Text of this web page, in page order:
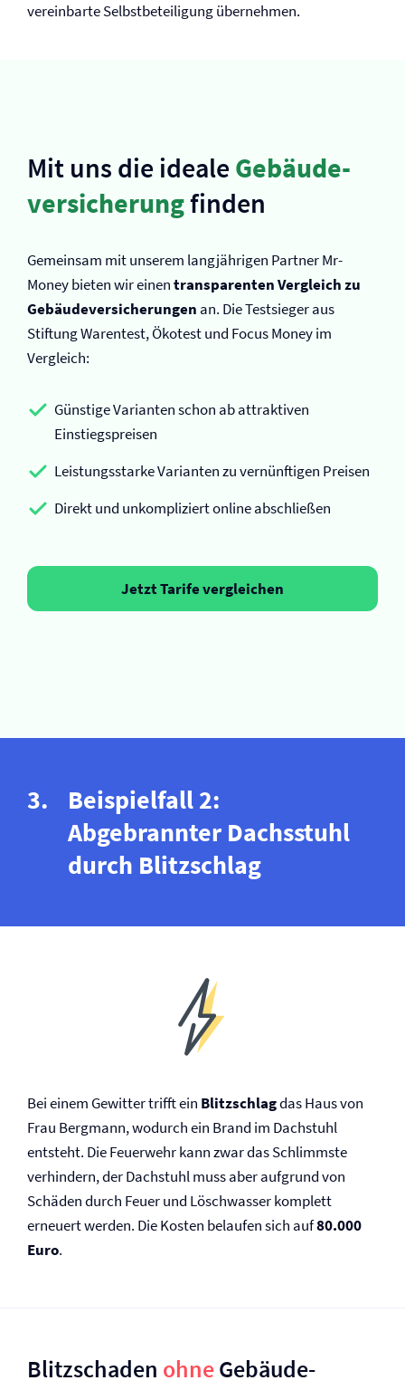
vereinbarte Selbst­beteiligung übernehmen.
Mit uns die ideale Gebäude­
versicherungfinden
Gemeinsam mit unserem langjährigen Partner Mr-
Money bieten wir einentransparenten Vergleich zu
Gebäude­versicherungen an. Die Testsieger aus
Stiftung Warentest, Ökotest und Focus Money im
Vergleich:
Günstige Varianten schon ab attraktiven
Einstiegspreisen
Leistungsstarke Varianten zu vernünftigen Preisen
Direkt und unkompliziert online abschließen
Jetzt Tarife vergleichen
Beispielfall 2:
Abgebrannter Dachsstuhl
durch Blitzschlag
Bei einem Gewitter trifft ein Blitzschlagdas Haus von
Frau Bergmann, wodurch ein Brand im Dachstuhl
entsteht. Die Feuerwehr kann zwar das Schlimmste
verhindern, der Dachstuhl muss aber aufgrund von
Schäden durch Feuer und Löschwasser komplett
erneuert werden. Die Kosten belaufen sich auf80.000
Euro.
Blitzschaden ohneGebäude­